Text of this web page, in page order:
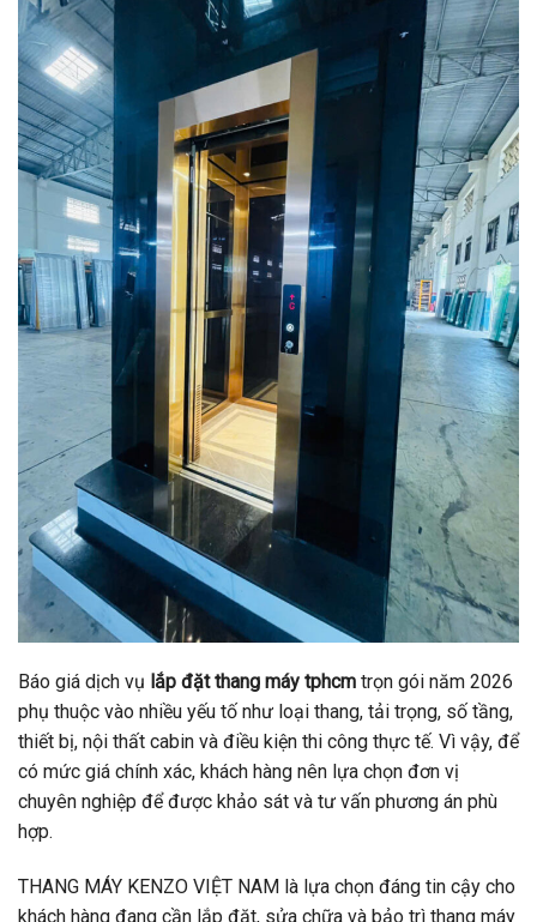
Báo giá dịch vụ lắp đặt thang máy tphcm trọn gói năm 2026
phụ thuộc vào nhiều yếu tố như loại thang, tải trọng, số tầng,
thiết bị, nội thất cabin và điều kiện thi công thực tế. Vì vậy, để
có mức giá chính xác, khách hàng nên lựa chọn đơn vị
chuyên nghiệp để được khảo sát và tư vấn phương án phù
hợp.
THANG MÁY KENZO VIỆT NAM là lựa chọn đáng tin cậy cho
khách hàng đang cần lắp đặt, sửa chữa và bảo trì thang máy